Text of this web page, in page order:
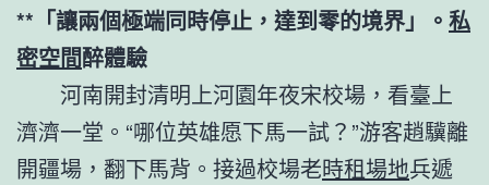
**「讓兩個極端同時停止，達到零的境界」。 私
密空間醉體驗
河南開封清明上河園年夜宋校場，看臺上
濟濟一堂。“哪位英雄愿下馬一試？”游客趙驥離
開疆場，翻下馬背。接過校場老時租場地兵遞